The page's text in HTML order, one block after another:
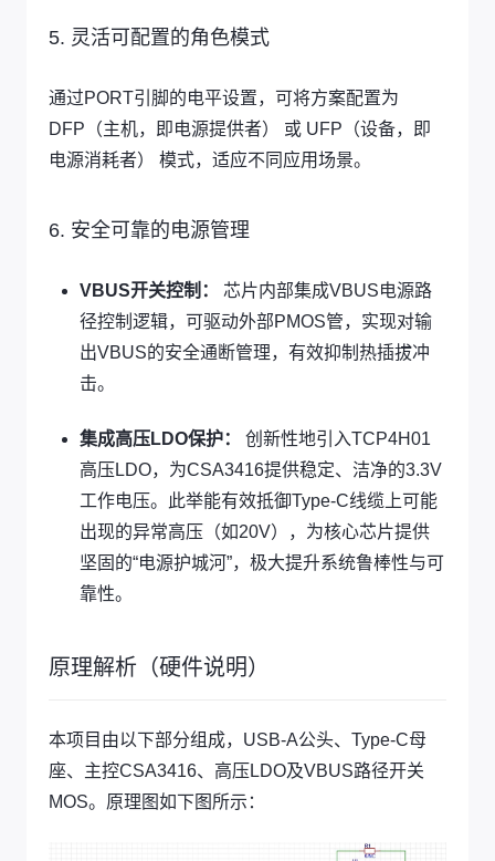
5. 灵活可配置的角色模式
通过PORT引脚的电平设置，可将方案配置为
DFP（主机，即电源提供者） 或 UFP（设备，即
电源消耗者） 模式，适应不同应用场景。
6. 安全可靠的电源管理
VBUS开关控制：
芯片内部集成VBUS电源路
径控制逻辑，可驱动外部PMOS管，实现对输
出VBUS的安全通断管理，有效抑制热插拔冲
击。
集成高压LDO保护：
创新性地引入TCP4H01
高压LDO，为CSA3416提供稳定、洁净的3.3V
工作电压。此举能有效抵御Type-C线缆上可能
出现的异常高压（如20V），为核心芯片提供
坚固的“电源护城河”，极大提升系统鲁棒性与可
靠性。
原理解析（硬件说明）
本项目由以下部分组成，USB-A公头、Type-C母
座、主控CSA3416、高压LDO及VBUS路径开关
MOS。原理图如下图所示：